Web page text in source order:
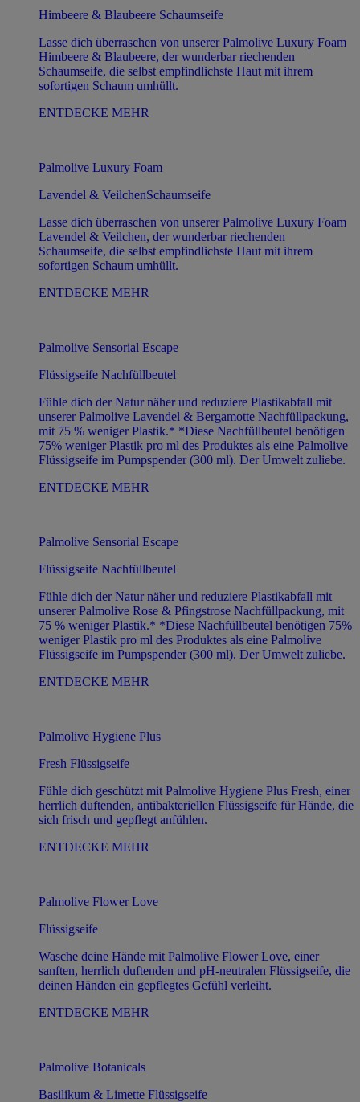
Himbeere & Blaubeere Schaumseife
Lasse dich überraschen von unserer Palmolive Luxury Foam
Himbeere & Blaubeere, der wunderbar riechenden
Schaumseife, die selbst empfindlichste Haut mit ihrem
sofortigen Schaum umhüllt.
ENTDECKE MEHR
Palmolive Luxury Foam
Lavendel & VeilchenSchaumseife
Lasse dich überraschen von unserer Palmolive Luxury Foam
Lavendel & Veilchen, der wunderbar riechenden
Schaumseife, die selbst empfindlichste Haut mit ihrem
sofortigen Schaum umhüllt.
ENTDECKE MEHR
Palmolive Sensorial Escape
Flüssigseife Nachfüllbeutel
Fühle dich der Natur näher und reduziere Plastikabfall mit
unserer Palmolive Lavendel & Bergamotte Nachfüllpackung,
mit 75 % weniger Plastik.* *Diese Nachfüllbeutel benötigen
75% weniger Plastik pro ml des Produktes als eine Palmolive
Flüssigseife im Pumpspender (300 ml). Der Umwelt zuliebe.
ENTDECKE MEHR
Palmolive Sensorial Escape
Flüssigseife Nachfüllbeutel
Fühle dich der Natur näher und reduziere Plastikabfall mit
unserer Palmolive Rose & Pfingstrose Nachfüllpackung, mit
75 % weniger Plastik.* *Diese Nachfüllbeutel benötigen 75%
weniger Plastik pro ml des Produktes als eine Palmolive
Flüssigseife im Pumpspender (300 ml). Der Umwelt zuliebe.
ENTDECKE MEHR
Palmolive Hygiene Plus
Fresh Flüssigseife
Fühle dich geschützt mit Palmolive Hygiene Plus Fresh, einer
herrlich duftenden, antibakteriellen Flüssigseife für Hände, die
sich frisch und gepflegt anfühlen.
ENTDECKE MEHR
Palmolive Flower Love
Flüssigseife
Wasche deine Hände mit Palmolive Flower Love, einer
sanften, herrlich duftenden und pH-neutralen Flüssigseife, die
deinen Händen ein gepflegtes Gefühl verleiht.
ENTDECKE MEHR
Palmolive Botanicals
Basilikum & Limette Flüssigseife